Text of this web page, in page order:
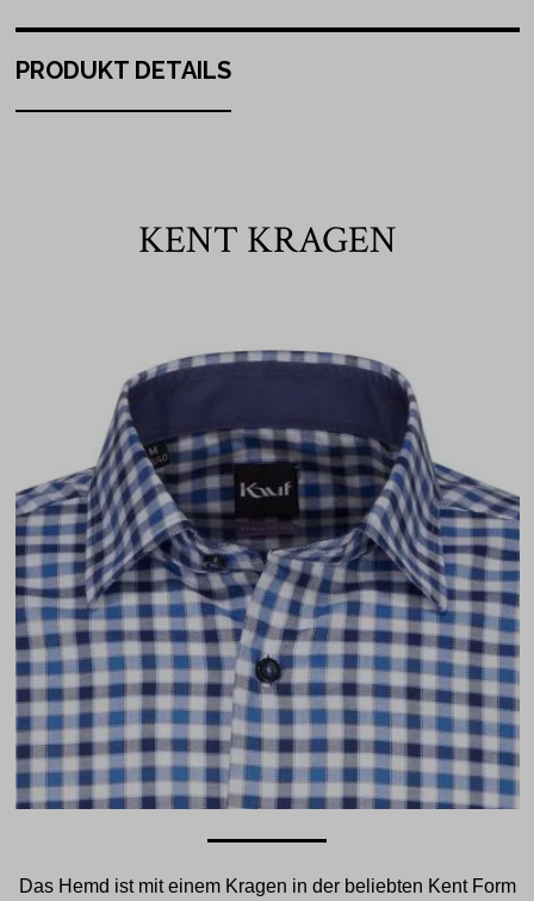
PRODUKT DETAILS
KENT KRAGEN
Das Hemd ist mit einem Kragen in der beliebten Kent Form